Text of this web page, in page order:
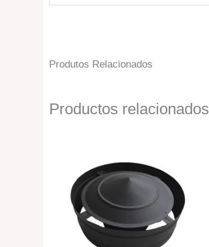
Produtos Relacionados
Productos relacionados